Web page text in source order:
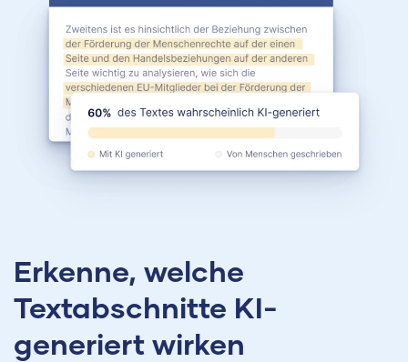
Erkenne, welche
Textabschnitte KI-
generiert wirken